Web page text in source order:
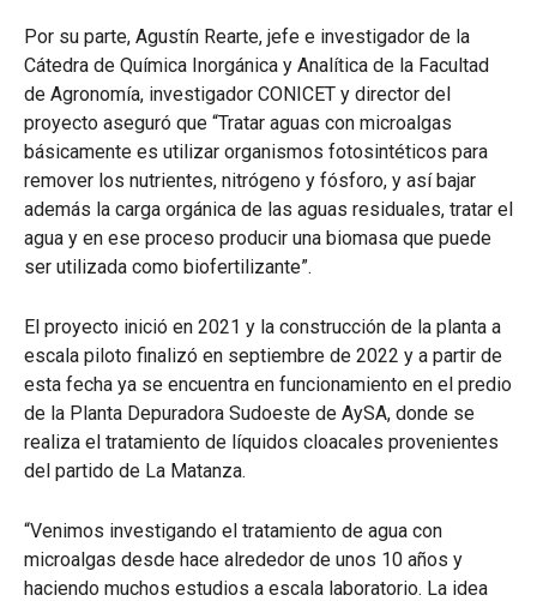
Por su parte, Agustín Rearte, jefe e investigador de la
Cátedra de Química Inorgánica y Analítica de la Facultad
de Agronomía, investigador CONICET y director del
proyecto aseguró que “Tratar aguas con microalgas
básicamente es utilizar organismos fotosintéticos para
remover los nutrientes, nitrógeno y fósforo, y así bajar
además la carga orgánica de las aguas residuales, tratar el
agua y en ese proceso producir una biomasa que puede
ser utilizada como biofertilizante”.
El proyecto inició en 2021 y la construcción de la planta a
escala piloto finalizó en septiembre de 2022 y a partir de
esta fecha ya se encuentra en funcionamiento en el predio
de la Planta Depuradora Sudoeste de AySA, donde se
realiza el tratamiento de líquidos cloacales provenientes
del partido de La Matanza.
“Venimos investigando el tratamiento de agua con
microalgas desde hace alrededor de unos 10 años y
haciendo muchos estudios a escala laboratorio. La idea